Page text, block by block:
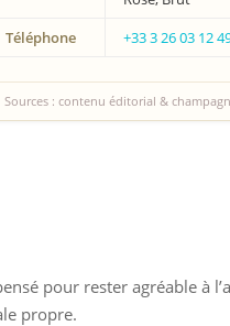
Téléphone
+33 3 26 03 12
Sources : contenu éditorial &
pour rester agréable à
propre.